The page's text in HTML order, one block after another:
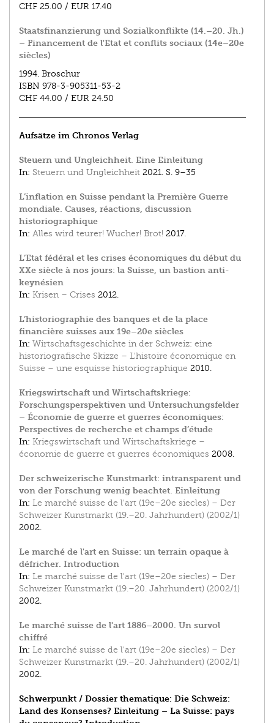
CHF 25.00 / EUR 17.40
Staatsfinanzierung und Sozialkonflikte (14.–20. Jh.)
– Financement de l'Etat et conflits sociaux (14e–20e
siècles)
1994. Broschur
ISBN 978-3-905311-53-2
CHF 44.00 / EUR 24.50
Aufsätze im Chronos Verlag
Steuern und Ungleichheit. Eine Einleitung
In: Steuern und Ungleichheit 2021. S. 9–35
L’inflation en Suisse pendant la Première Guerre
mondiale. Causes, réactions, discussion
historiographique
In: Alles wird teurer! Wucher! Brot! 2017.
L’Etat fédéral et les crises économiques du début du
XXe siècle à nos jours: la Suisse, un bastion anti-
keynésien
In: Krisen – Crises 2012.
L’historiographie des banques et de la place
financière suisses aux 19e–20e siècles
In: Wirtschaftsgeschichte in der Schweiz: eine
historiografische Skizze – L'histoire économique en
Suisse – une esquisse historiographique 2010.
Kriegswirtschaft und Wirtschaftskriege:
Forschungsperspektiven und Untersuchungsfelder
– Économie de guerre et guerres économiques:
Perspectives de recherche et champs d’étude
In: Kriegswirtschaft und Wirtschaftskriege –
économie de guerre et guerres économiques 2008.
Der schweizerische Kunstmarkt: intransparent und
von der Forschung wenig beachtet. Einleitung
In: Le marché suisse de l'art (19e–20e siecles) – Der
Schweizer Kunstmarkt (19.–20. Jahrhundert) (2002/1)
2002.
Le marché de l'art en Suisse: un terrain opaque à
défricher. Introduction
In: Le marché suisse de l'art (19e–20e siecles) – Der
Schweizer Kunstmarkt (19.–20. Jahrhundert) (2002/1)
2002.
Le marché suisse de l'art 1886–2000. Un survol
chiffré
In: Le marché suisse de l'art (19e–20e siecles) – Der
Schweizer Kunstmarkt (19.–20. Jahrhundert) (2002/1)
2002.
Schwerpunkt / Dossier thematique: Die Schweiz:
Land des Konsenses? Einleitung – La Suisse: pays